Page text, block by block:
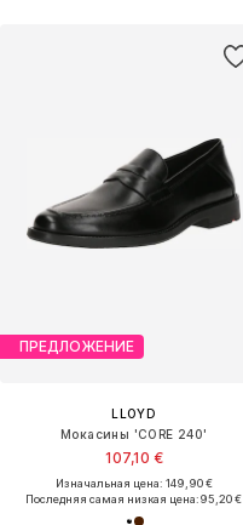
ПРЕДЛОЖЕНИЕ
LLOYD
Мокасины 'CORE 240'
107,10 €
Изначальная цена: 149,90 €
Последняя самая низкая цена:95,20 €